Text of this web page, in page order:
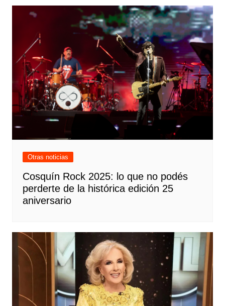
Otras noticias
Cosquín Rock 2025: lo que no podés
perderte de la histórica edición 25
aniversario